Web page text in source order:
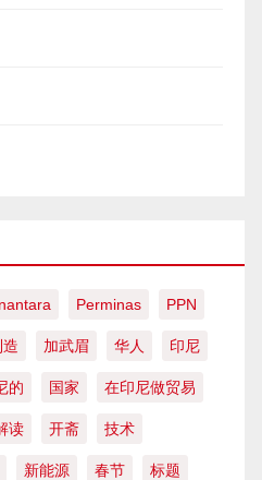
Perminas PPN
加武眉 华人 印尼
的 国家 在印尼做贸易
读 开斋 技术
新能源 春节 标题